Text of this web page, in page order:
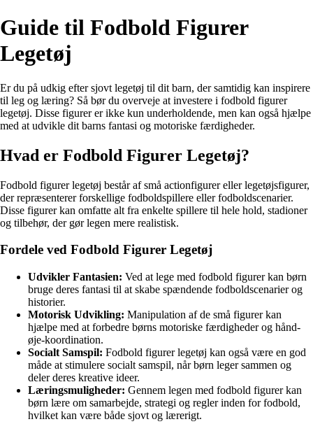
Guide til Fodbold Figurer
Legetøj
Er du på udkig efter sjovt legetøj til dit barn, der samtidig kan inspirere
til leg og læring? Så bør du overveje at investere i fodbold figurer
legetøj. Disse figurer er ikke kun underholdende, men kan også hjælpe
med at udvikle dit barns fantasi og motoriske færdigheder.
Hvad er Fodbold Figurer Legetøj?
Fodbold figurer legetøj består af små actionfigurer eller legetøjsfigurer,
der repræsenterer forskellige fodboldspillere eller fodboldscenarier.
Disse figurer kan omfatte alt fra enkelte spillere til hele hold, stadioner
og tilbehør, der gør legen mere realistisk.
Fordele ved Fodbold Figurer Legetøj
Udvikler Fantasien: Ved at lege med fodbold figurer kan børn
bruge deres fantasi til at skabe spændende fodboldscenarier og
historier.
Motorisk Udvikling: Manipulation af de små figurer kan
hjælpe med at forbedre børns motoriske færdigheder og hånd-
øje-koordination.
Socialt Samspil: Fodbold figurer legetøj kan også være en god
måde at stimulere socialt samspil, når børn leger sammen og
deler deres kreative ideer.
Læringsmuligheder: Gennem legen med fodbold figurer kan
børn lære om samarbejde, strategi og regler inden for fodbold,
hvilket kan være både sjovt og lærerigt.